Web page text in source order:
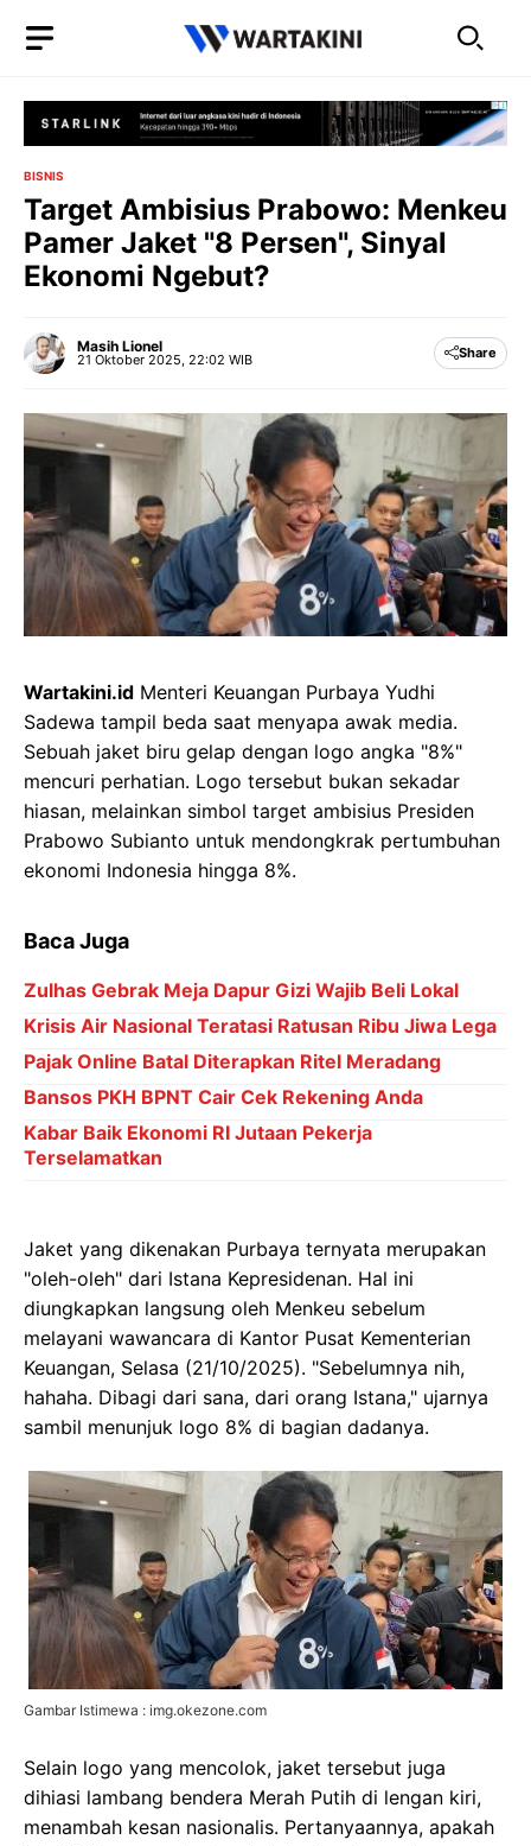
BISNIS
Target Ambisius Prabowo: Menkeu
Pamer Jaket "8 Persen", Sinyal
Ekonomi Ngebut?
Masih Lionel
21 Oktober 2025, 22:02 WIB Share
Wartakini.id Menteri Keuangan Purbaya Yudhi
Sadewa tampil beda saat menyapa awak media.
Sebuah jaket biru gelap dengan logo angka "8%"
mencuri perhatian. Logo tersebut bukan sekadar
hiasan, melainkan simbol target ambisius Presiden
Prabowo Subianto untuk mendongkrak pertumbuhan
ekonomi Indonesia hingga 8%.
Baca Juga
Zulhas Gebrak Meja Dapur Gizi Wajib Beli Lokal
Krisis Air Nasional Teratasi Ratusan Ribu Jiwa Lega
Pajak Online Batal Diterapkan Ritel Meradang
Bansos PKH BPNT Cair Cek Rekening Anda
Kabar Baik Ekonomi RI Jutaan Pekerja
Terselamatkan
Jaket yang dikenakan Purbaya ternyata merupakan
"oleh-oleh" dari Istana Kepresidenan. Hal ini
diungkapkan langsung oleh Menkeu sebelum
melayani wawancara di Kantor Pusat Kementerian
Keuangan, Selasa (21/10/2025). "Sebelumnya nih,
hahaha. Dibagi dari sana, dari orang Istana," ujarnya
sambil menunjuk logo 8% di bagian dadanya.
Gambar Istimewa : img.okezone.com
Selain logo yang mencolok, jaket tersebut juga
dihiasi lambang bendera Merah Putih di lengan kiri,
menambah kesan nasionalis. Pertanyaannya, apakah